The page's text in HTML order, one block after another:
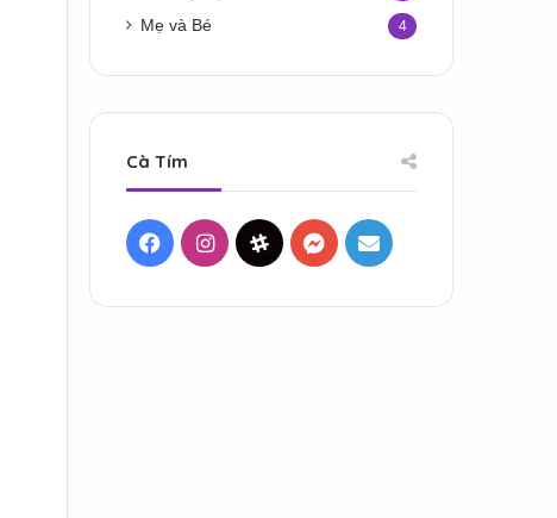
Mẹ và Bé 4
Cà Tím
FacebookInstagramThreadsMessenger
Mail